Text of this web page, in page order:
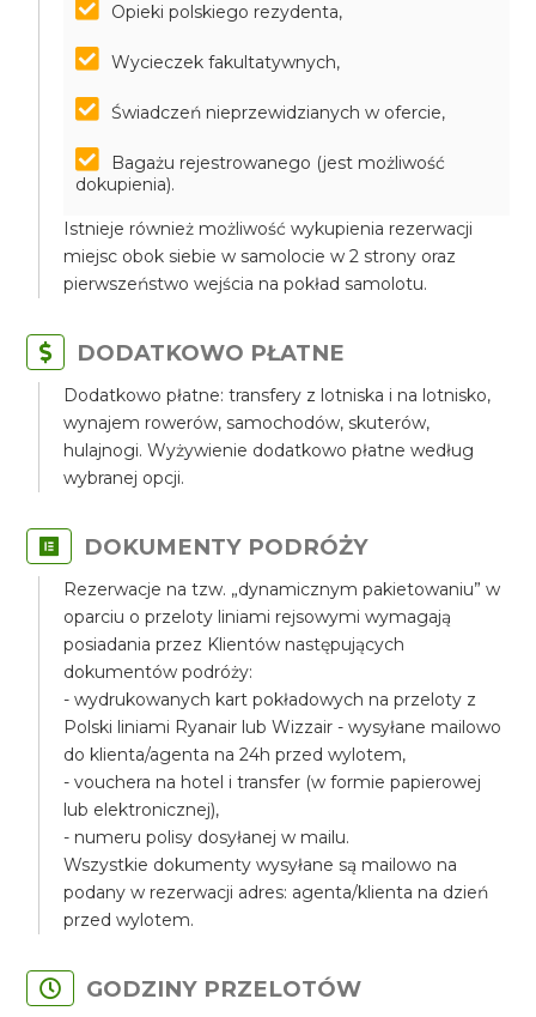
Opieki polskiego rezydenta,
Wycieczek fakultatywnych,
Świadczeń nieprzewidzianych w ofercie,
Bagażu rejestrowanego (jest możliwość
dokupienia).
Istnieje również możliwość wykupienia rezerwacji
miejsc obok siebie w samolocie w 2 strony oraz
pierwszeństwo wejścia na pokład samolotu.
DODATKOWO PŁATNE
Dodatkowo płatne: transfery z lotniska i na lotnisko,
wynajem rowerów, samochodów, skuterów,
hulajnogi. Wyżywienie dodatkowo płatne według
wybranej opcji.
DOKUMENTY PODRÓŻY
Rezerwacje na tzw. „dynamicznym pakietowaniu” w
oparciu o przeloty liniami rejsowymi wymagają
posiadania przez Klientów następujących
dokumentów podróży:
- wydrukowanych kart pokładowych na przeloty z
Polski liniami Ryanair lub Wizzair - wysyłane mailowo
do klienta/agenta na 24h przed wylotem,
- vouchera na hotel i transfer (w formie papierowej
lub elektronicznej),
- numeru polisy dosyłanej w mailu.
Wszystkie dokumenty wysyłane są mailowo na
podany w rezerwacji adres: agenta/klienta na dzień
przed wylotem.
GODZINY PRZELOTÓW